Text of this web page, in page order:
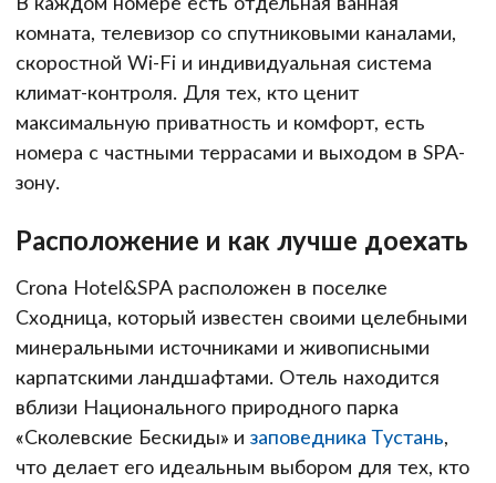
комната, телевизор со спутниковыми каналами,
скоростной Wi-Fi и индивидуальная система
климат-контроля. Для тех, кто ценит
максимальную приватность и комфорт, есть
номера с частными террасами и выходом в SPA-
зону.
Расположение и как лучше доехать
Crona Hotel&SPA расположен в поселке
Сходница, который известен своими целебными
минеральными источниками и живописными
карпатскими ландшафтами. Отель находится
вблизи Национального природного парка
«Сколевские Бескиды» и заповедника Тустань,
что делает его идеальным выбором для тех, кто